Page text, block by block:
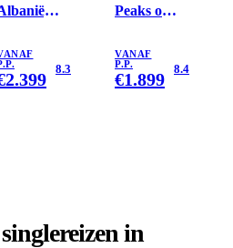
2.399 8.3
Peaks of
Balkan
VANAF
P.P.
€1.899 8.4
in